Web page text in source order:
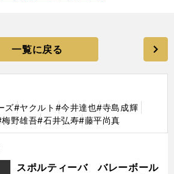
一覧に戻る
ズ#ヤクルト #今井達也#寺島成輝
野雄吾#石井弘寿#藤平尚真
スポルティーバ バレーボール